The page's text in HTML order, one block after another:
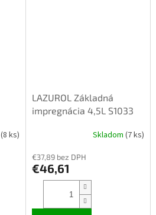
(8 ks)
LAZUROL Základná
impregnácia 4,5L S1033
Skladom (7 ks)
€37,89 bez DPH
€46,61